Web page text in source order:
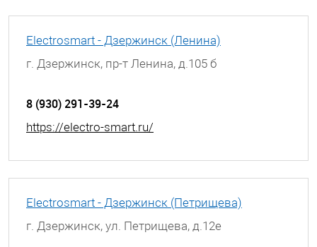
Electrosmart - Дзержинск (Ленина)
г. Дзержинск, пр-т Ленина, д.105 б
8 (930) 291-39-24
https://electro-smart.ru/
Electrosmart - Дзержинск (Петрищева)
г. Дзержинск, ул. Петрищева, д.12е